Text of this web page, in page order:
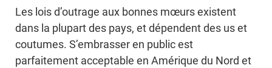
Les lois d’outrage aux bonnes mœurs existent
dans la plupart des pays, et dépendent des us et
coutumes. S’embrasser en public est
parfaitement acceptable en Amérique du Nord et